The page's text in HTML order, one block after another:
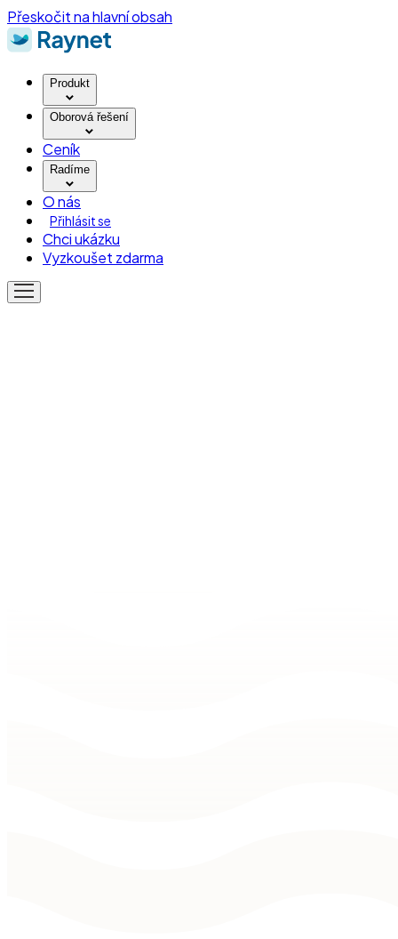
Přeskočit na hlavní obsah
Produkt
Oborová řešení
Ceník
Radíme
O nás
Přihlásit se
Chci ukázku
Vyzkoušet zdarma